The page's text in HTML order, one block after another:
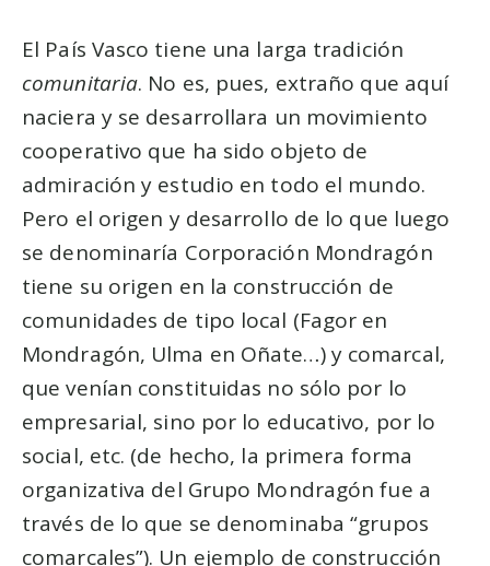
El País Vasco tiene una larga tradición
comunitaria. No es, pues, extraño que aquí
naciera y se desarrollara un movimiento
cooperativo que ha sido objeto de
admiración y estudio en todo el mundo.
Pero el origen y desarrollo de lo que luego
se denominaría Corporación Mondragón
tiene su origen en la construcción de
comunidades de tipo local (Fagor en
Mondragón, Ulma en Oñate…) y comarcal,
que venían constituidas no sólo por lo
empresarial, sino por lo educativo, por lo
social, etc. (de hecho, la primera forma
organizativa del Grupo Mondragón fue a
través de lo que se denominaba “grupos
comarcales”). Un ejemplo de construcción